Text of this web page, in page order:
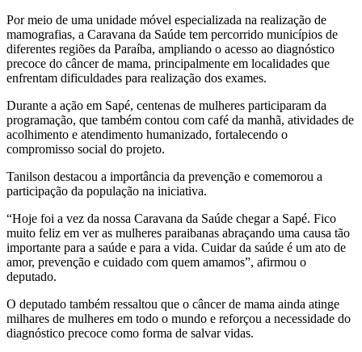
Por meio de uma unidade móvel especializada na realização de
mamografias, a Caravana da Saúde tem percorrido municípios de
diferentes regiões da Paraíba, ampliando o acesso ao diagnóstico
precoce do câncer de mama, principalmente em localidades que
enfrentam dificuldades para realização dos exames.
Durante a ação em Sapé, centenas de mulheres participaram da
programação, que também contou com café da manhã, atividades de
acolhimento e atendimento humanizado, fortalecendo o
compromisso social do projeto.
Tanilson destacou a importância da prevenção e comemorou a
participação da população na iniciativa.
“Hoje foi a vez da nossa Caravana da Saúde chegar a Sapé. Fico
muito feliz em ver as mulheres paraibanas abraçando uma causa tão
importante para a saúde e para a vida. Cuidar da saúde é um ato de
amor, prevenção e cuidado com quem amamos”, afirmou o
deputado.
O deputado também ressaltou que o câncer de mama ainda atinge
milhares de mulheres em todo o mundo e reforçou a necessidade do
diagnóstico precoce como forma de salvar vidas.